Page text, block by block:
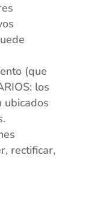
(que
los
ubicados
rectificar,